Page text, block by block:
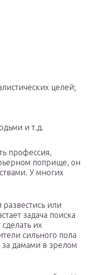
целей;
и т.д.
профессия,
поприще, он
У многих
или
задача поиска
их
сильного пола
дамами в зрелом